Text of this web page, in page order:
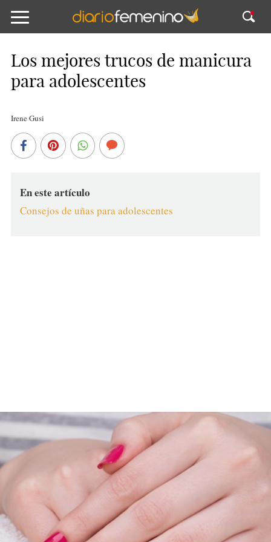
Los mejores trucos de manicura
para adolescentes
Irene Gusi
En este artículo
Consejos de uñas para adolescentes